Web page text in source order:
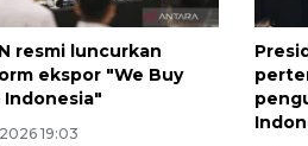
resmi luncurkan
ekspor "We Buy
Indonesia"
19:03